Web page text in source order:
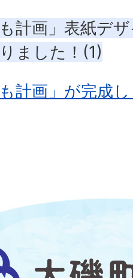
も計画」表紙デ
ました！(1)
計画」が完成
大